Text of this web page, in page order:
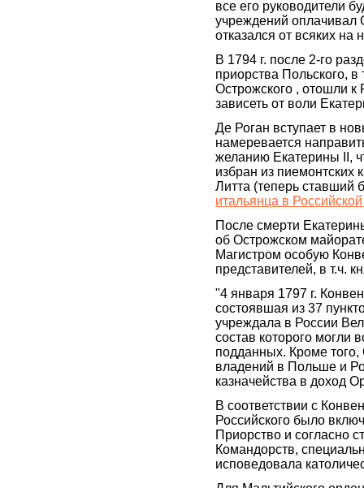
все его руководители
учреждений оплачивал
отказался от всяких на
В 1794 г. после 2-го
приорства Польского,
Острожского , отошли к
зависеть от воли
Де Роган вступает в
намеревается
желанию Екатерины II,
избран из пиемонтских
Литта (теперь ставший
итальянца в
После смерти
об Острожском
Магистром особую
представителей, в т.ч.
"4 января 1797 г.
состоявшая из 37
учреждала в России
состав которого могли
подданных. Кроме того,
владений в Польше и
казначейства в доход
В соответствии с
Российского было
Приорство и согласно
Командорств,
исповедовала